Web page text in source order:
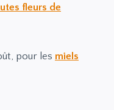
fleurs de
pour les miels